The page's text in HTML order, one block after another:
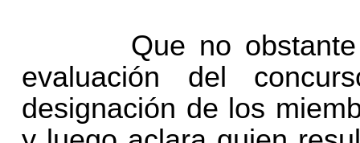
Que no
evaluación del
designación de los